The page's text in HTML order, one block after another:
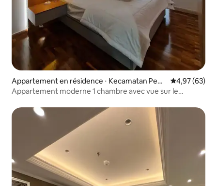
Appartement en résidence ⋅ Kecamatan Penj
aringan
Évaluation
4,97 (63)
Appartement moderne 1 chambre avec vue sur le